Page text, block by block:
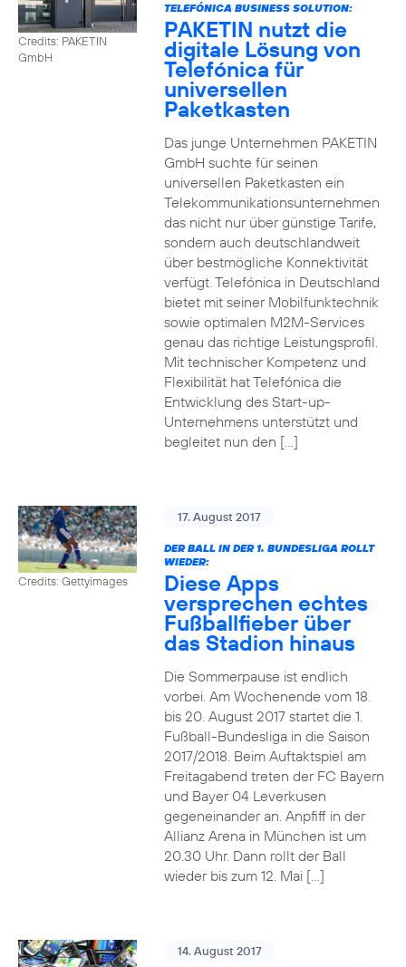
Credits: PAKETIN
GmbH
TELEFÓNICA BUSINESS SOLUTION:
PAKETIN nutzt die
digitale Lösung von
Telefónica für
universellen
Paketkasten
Das junge Unternehmen PAKETIN
GmbH suchte für seinen
universellen Paketkasten ein
Telekommunikationsunternehmen
das nicht nur über günstige Tarife,
sondern auch deutschlandweit
über bestmögliche Konnektivität
verfügt. Telefónica in Deutschland
bietet mit seiner Mobilfunktechnik
sowie optimalen M2M-Services
genau das richtige Leistungsprofil.
Mit technischer Kompetenz und
Flexibilität hat Telefónica die
Entwicklung des Start-up-
Unternehmens unterstützt und
begleitet nun den […]
Credits: Gettyimages
17. August 2017
DER BALL IN DER 1. BUNDESLIGA ROLLT
WIEDER:
Diese Apps
versprechen echtes
Fußballfieber über
das Stadion hinaus
Die Sommerpause ist endlich
vorbei. Am Wochenende vom 18.
bis 20. August 2017 startet die 1.
Fußball-Bundesliga in die Saison
2017/2018. Beim Auftaktspiel am
Freitagabend treten der FC Bayern
und Bayer 04 Leverkusen
gegeneinander an. Anpfiff in der
Allianz Arena in München ist um
20.30 Uhr. Dann rollt der Ball
wieder bis zum 12. Mai […]
14. August 2017